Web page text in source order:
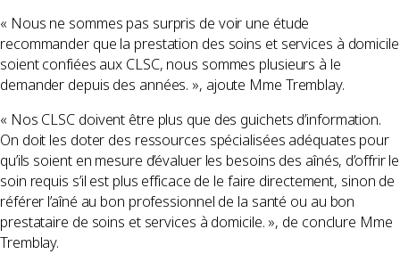
« Nous ne sommes pas surpris de voir une étude
recommander que la prestation des soins et services à domicile
soient confiées aux CLSC, nous sommes plusieurs à le
demander depuis des années. », ajoute Mme Tremblay.
« Nos CLSC doivent être plus que des guichets d’information.
On doit les doter des ressources spécialisées adéquates pour
qu’ils soient en mesure d’évaluer les besoins des aînés, d’offrir le
soin requis s’il est plus efficace de le faire directement, sinon de
référer l’aîné au bon professionnel de la santé ou au bon
prestataire de soins et services à domicile. », de conclure Mme
Tremblay.